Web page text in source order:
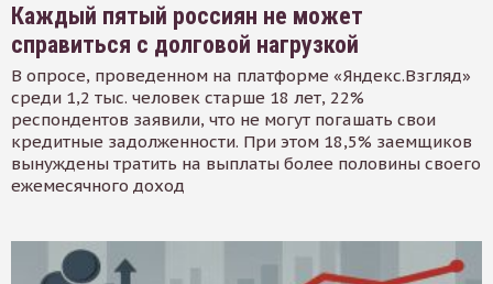
Каждый пятый россиян не может
справиться с долговой нагрузкой
В опросе, проведенном на платформе «Яндекс.Взгляд»
среди 1,2 тыс. человек старше 18 лет, 22%
респондентов заявили, что не могут погашать свои
кредитные задолженности. При этом 18,5% заемщиков
вынуждены тратить на выплаты более половины своего
ежемесячного доход